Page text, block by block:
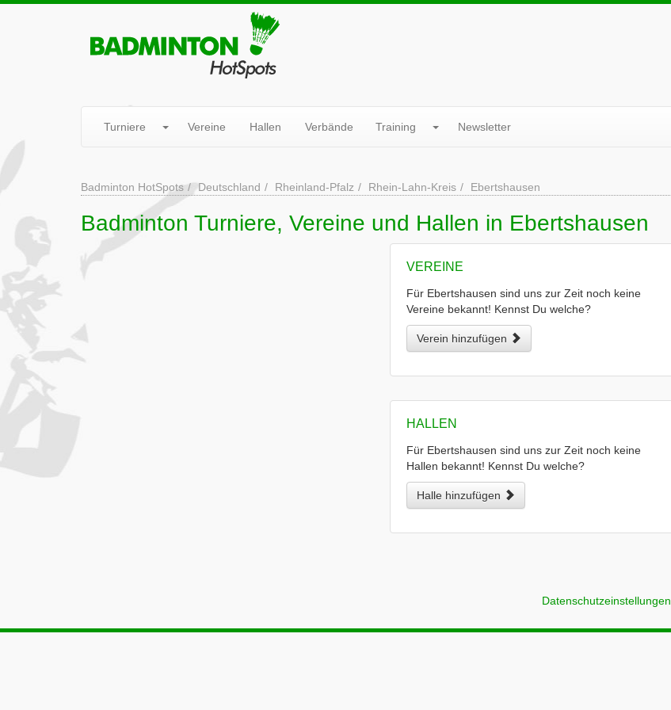
Turniere Vereine Hallen Verbände Training Newsletter
Badminton HotSpots Deutschland Rheinland-Pfalz Rhein-Lahn-Kreis Ebertshausen
Badminton Turniere, Vereine und Hallen in Ebertshausen
VEREINE
Für Ebertshausen sind uns zur Zeit noch keine
Vereine bekannt! Kennst Du welche?
Verein hinzufügen
HALLEN
Für Ebertshausen sind uns zur Zeit noch keine
Hallen bekannt! Kennst Du welche?
Halle hinzufügen
Datenschutzeinstellungen